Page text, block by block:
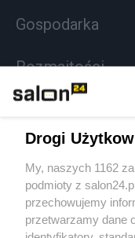
Gospodarka
Rozmaitości
Sport
Społeczeństwo
Drogi
My, naszych 1162
podmioty z
przechowujemy
przetwarzamy dane